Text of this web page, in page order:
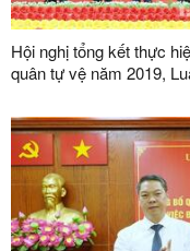
Hội nghị tổng kết thực
quân tự vệ năm 2019,